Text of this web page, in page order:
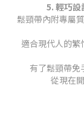
5. 輕巧設
鬆頸帶內附專屬
適合現代人的
有了鬆頸帶免
從現在